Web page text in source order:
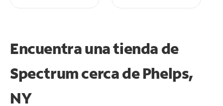
Encuentra una tienda de
Spectrumcerca de Phelps,
NY